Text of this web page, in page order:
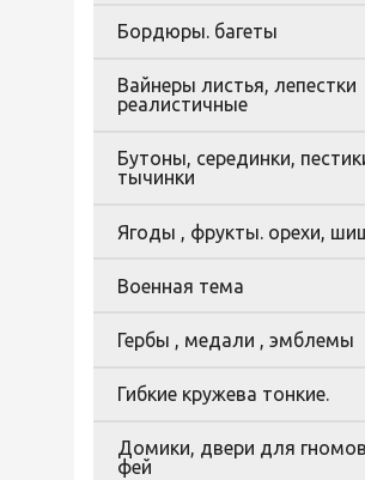
Бордюры. багеты
Вайнеры листья, лепестки
реалистичные
Бутоны, серединки,
тычинки
Ягоды , фрукты. орехи,
Военная тема
Гербы , медали , эмблемы
Гибкие кружева тонкие.
Домики, двери для
фей